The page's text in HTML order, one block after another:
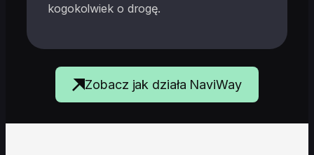
kogokolwiek o drogę.
Zobacz jak działa NaviWay